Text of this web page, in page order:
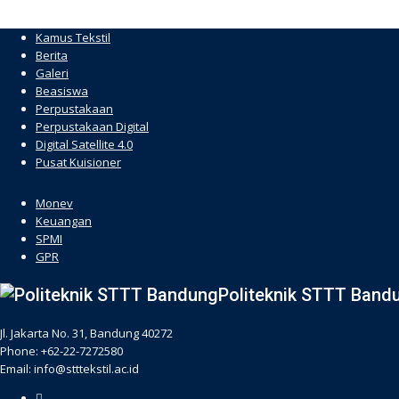
Kamus Tekstil
Berita
Galeri
Beasiswa
Perpustakaan
Perpustakaan Digital
Digital Satellite 4.0
Pusat Kuisioner
Monev
Keuangan
SPMI
GPR
Politeknik STTT
Jl. Jakarta No. 31, Bandung 40272
Phone: +62-22-7272580
Email: info@stttekstil.ac.id